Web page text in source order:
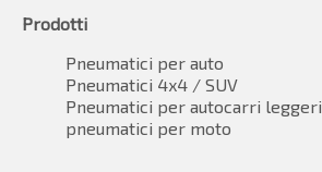
Prodotti
Pneumatici per auto
Pneumatici 4x4 / SUV
Pneumatici per autocarri leggeri
pneumatici per moto